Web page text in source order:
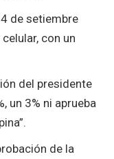
de setiembre
con un
del presidente
un 3% ni aprueba
de la